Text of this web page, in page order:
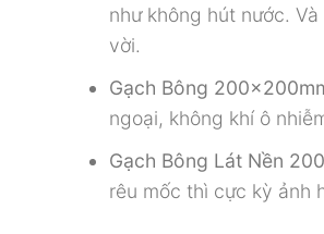
như không hút nước.
vời.
Gạch Bông
ngoại, không khí ô
Gạch Bông Lát Nền
rêu mốc thì cực kỳ ảnh